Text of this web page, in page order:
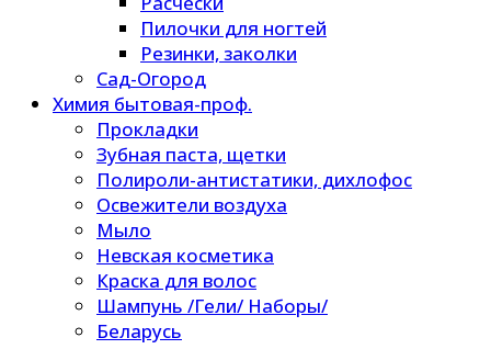
Пилочки для ногтей
Резинки, заколки
Сад-Огород
Химия бытовая-проф.
Прокладки
Зубная паста, щетки
Полироли-антистатики, дихлофос
Освежители воздуха
Мыло
Невская косметика
Краска для волос
Шампунь /Гели/ Наборы/
Беларусь